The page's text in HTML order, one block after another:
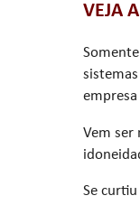
VEJA
Vem ser
Se